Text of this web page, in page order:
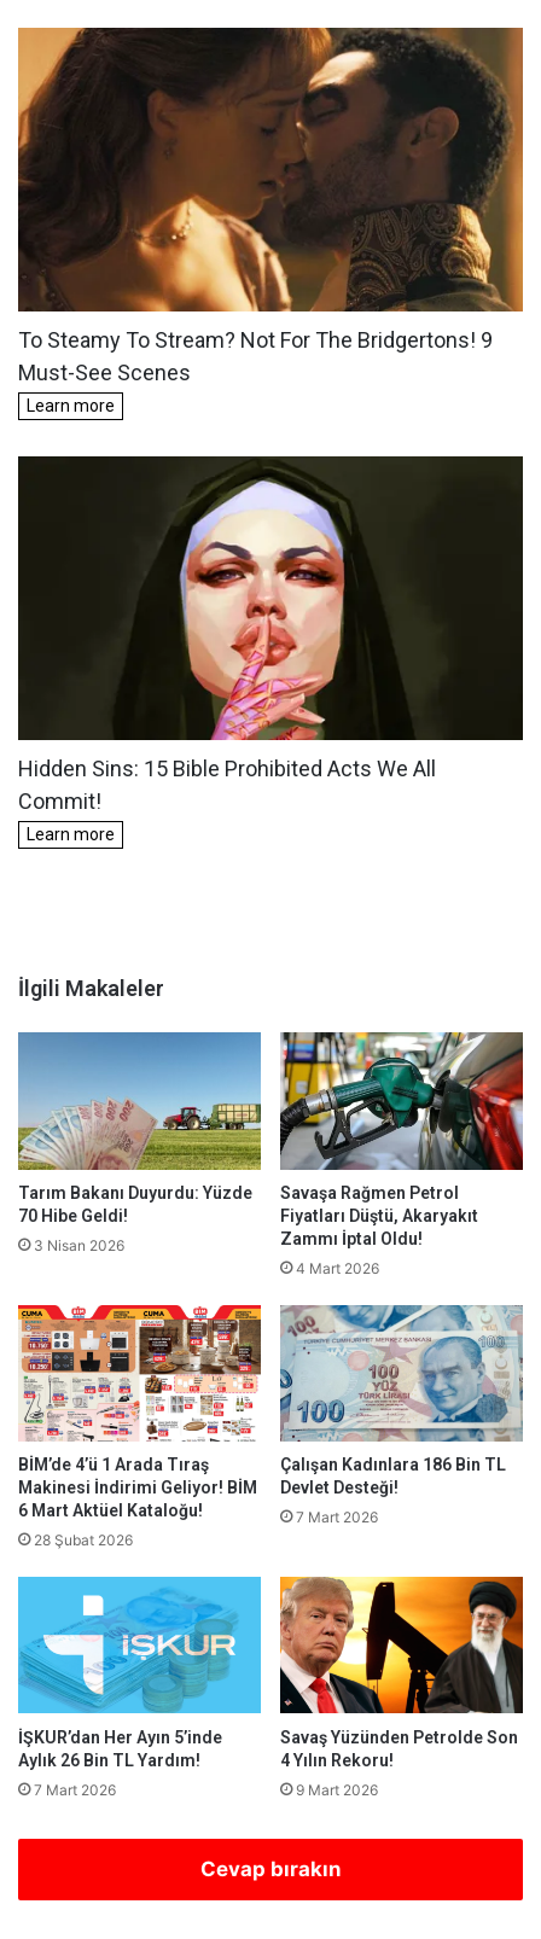
İlgili Makaleler
Tarım Bakanı Duyurdu: Yüzde
70 Hibe Geldi!
3 Nisan 2026
Savaşa Rağmen Petrol
Fiyatları Düştü, Akaryakıt
Zammı İptal Oldu!
4 Mart 2026
BİM’de 4’ü 1 Arada Tıraş
Makinesi İndirimi Geliyor! BİM
6 Mart Aktüel Kataloğu!
28 Şubat 2026
Çalışan Kadınlara 186 Bin TL
Devlet Desteği!
7 Mart 2026
İŞKUR’dan Her Ayın 5’inde
Aylık 26 Bin TL Yardım!
7 Mart 2026
Savaş Yüzünden Petrolde Son
4 Yılın Rekoru!
9 Mart 2026
Cevap bırakın